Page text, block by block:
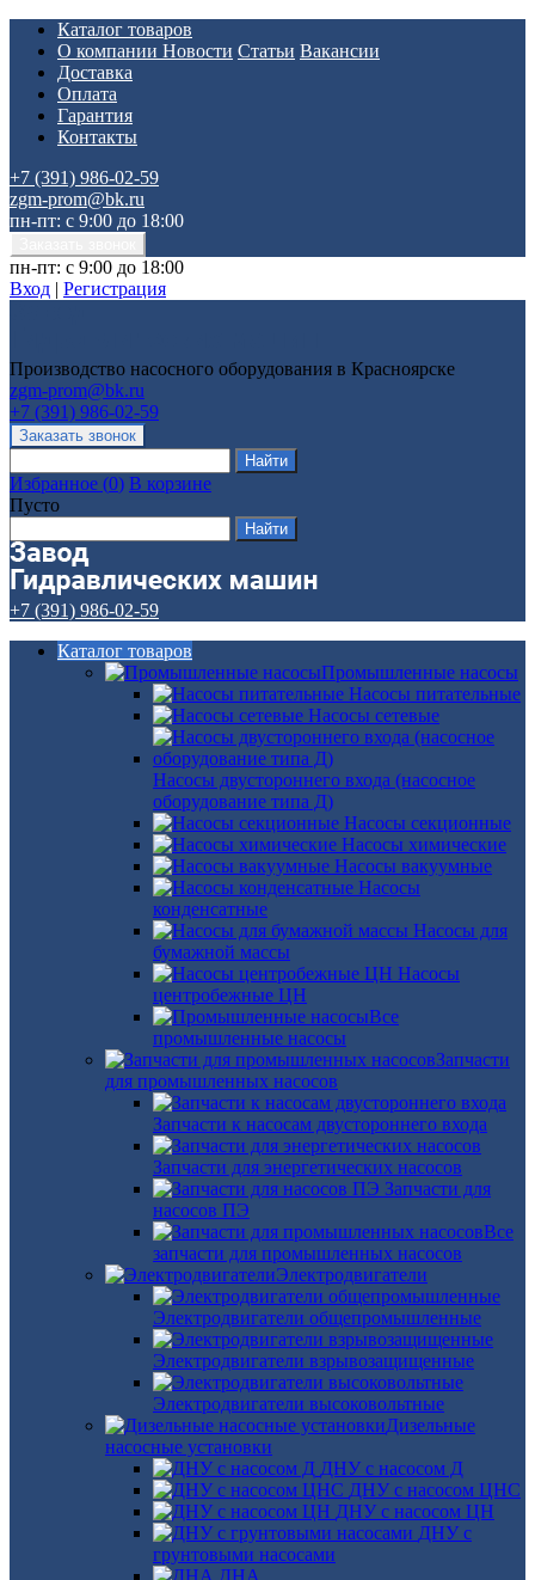
Каталог товаров
О компании Новости Статьи Вакансии
Доставка
Оплата
Гарантия
Контакты
+7 (391) 986-02-59
zgm-prom@bk.ru
пн-пт: с 9:00 до 18:00
пн-пт: с 9:00 до 18:00
Вход | Регистрация
Производство насосного оборудования в Красноярске
zgm-prom@bk.ru
+7 (391) 986-02-59
Избранное (0) В корзине
Пусто
+7 (391) 986-02-59
Каталог товаров
Промышленные насосы
Насосы питательные
Насосы сетевые
Насосы двустороннего входа (насосное
оборудование типа Д)
Насосы секционные
Насосы химические
Насосы вакуумные
Насосы
конденсатные
Насосы для
бумажной массы
Насосы
центробежные ЦН
Все
промышленные насосы
Запчасти
для промышленных насосов
Запчасти к насосам двустороннего входа
Запчасти для энергетических насосов
Запчасти для
насосов ПЭ
Все
запчасти для промышленных насосов
Электродвигатели
Электродвигатели общепромышленные
Электродвигатели взрывозащищенные
Электродвигатели высоковольтные
Дизельные
насосные установки
ДНУ с насосом Д
ДНУ с насосом ЦНС
ДНУ с насосом ЦН
ДНУ с
грунтовыми насосами
ДНА